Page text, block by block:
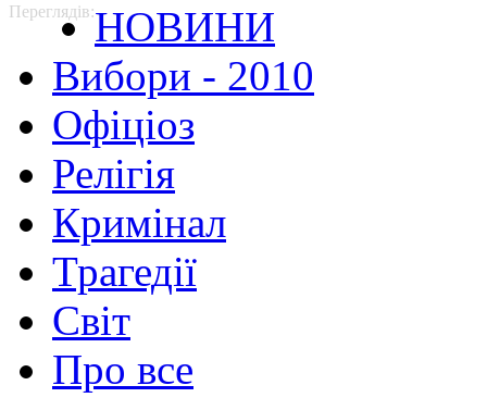
Переглядів:НОВИНИ
Вибори - 2010
Офіціоз
Релігія
Кримінал
Трагедії
Світ
Про все